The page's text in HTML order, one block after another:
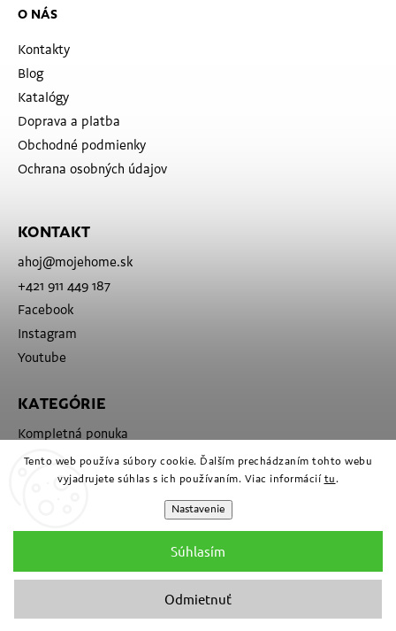
Tento web používa súbory cookie. Ďalším prechádzaním tohto webu
vyjadrujete súhlas s ich používaním. Viac informácií tu.
Nastavenie
Odmietnuť
Súhlasím
O NÁS
Kontakty
Blog
Katalógy
Doprava a platba
Obchodné podmienky
Ochrana osobných údajov
KONTAKT
ahoj@mojehome.sk
+421 911 449 187
Facebook
Instagram
Youtube
KATEGÓRIE
Kompletná ponuka
Značky